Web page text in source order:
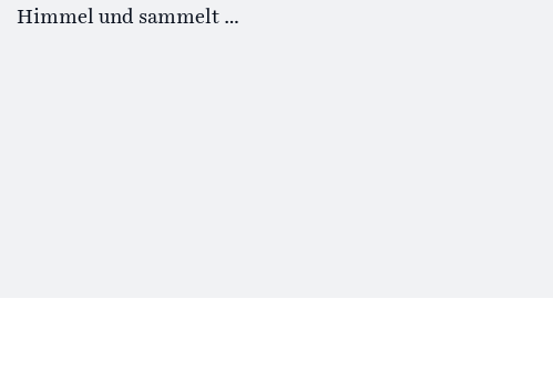
Himmel und sammelt …